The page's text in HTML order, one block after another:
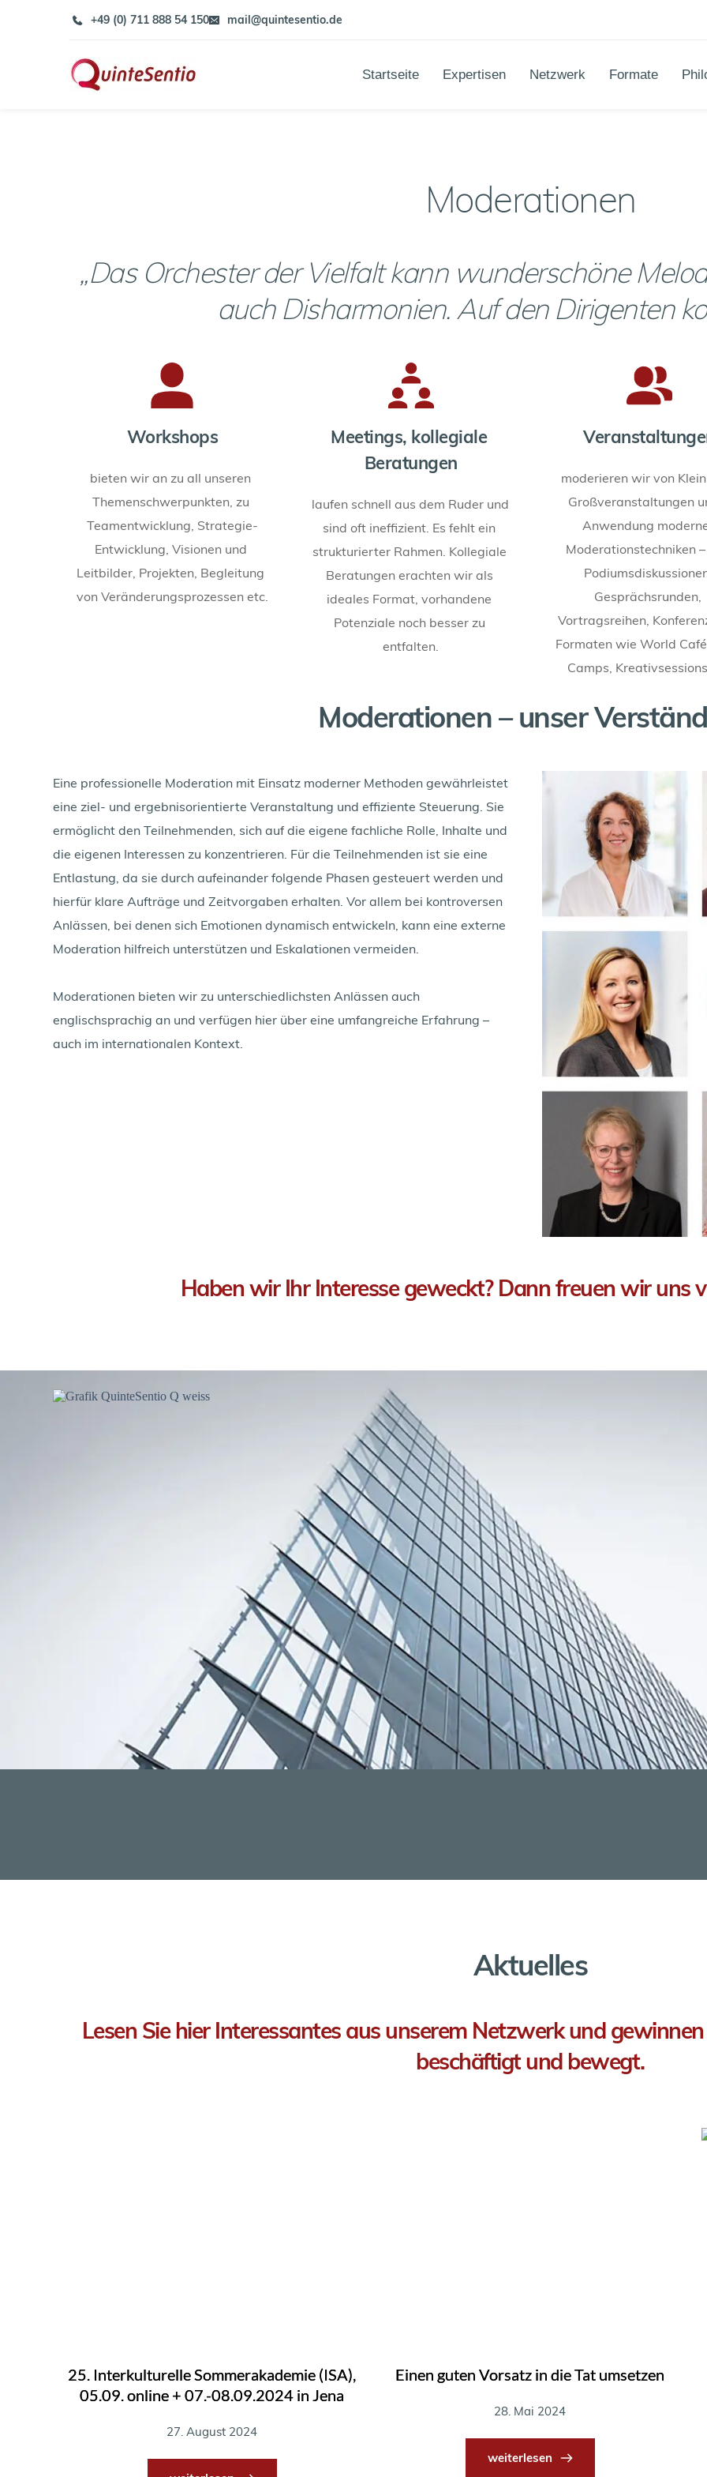
+49 (0) 711 888 54 150 mail@quintesentio.de
Startseite Expertisen Netzwerk Formate
Moderationen
„Das Orchester der Vielfalt kann wunderschöne
auch Disharmonien. Auf den Dirigenten
Workshops
bieten wir an zu all unseren
Themenschwerpunkten, zu
Teamentwicklung, Strategie-
Entwicklung, Visionen und
Leitbilder, Projekten, Begleitung
von Veränderungsprozessen etc.
Meetings, kollegiale
Beratungen
laufen schnell aus dem Ruder und
sind oft ineffizient. Es fehlt ein
strukturierter Rahmen. Kollegiale
Beratungen erachten wir als
ideales Format, vorhandene
Potenziale noch besser zu
entfalten.
moderieren wir von
Großveranstaltungen
Anwendung
Moderationstechniken
Gesprächsrunden,
Vortragsreihen,
Formaten wie World
Camps,
Moderationen – unser
Eine professionelle Moderation mit Einsatz moderner Methoden gewährleistet
eine ziel- und ergebnisorientierte Veranstaltung und effiziente Steuerung. Sie
ermöglicht den Teilnehmenden, sich auf die eigene fachliche Rolle, Inhalte und
die eigenen Interessen zu konzentrieren. Für die Teilnehmenden ist sie eine
Entlastung, da sie durch aufeinander folgende Phasen gesteuert werden und
hierfür klare Aufträge und Zeitvorgaben erhalten. Vor allem bei kontroversen
Anlässen, bei denen sich Emotionen dynamisch entwickeln, kann eine externe
Moderation hilfreich unterstützen und Eskalationen vermeiden.
Moderationen bieten wir zu unterschiedlichsten Anlässen auch
englischsprachig an und verfügen hier über eine umfangreiche Erfahrung –
auch im internationalen Kontext.
Haben wir Ihr Interesse geweckt? Dann freuen wir uns
Aktuelles
Lesen Sie hier Interessantes aus unserem Netzwerk und
beschäftigt und bewegt.
25. Interkulturelle Sommerakademie (ISA),
05.09. online + 07.-08.09.2024 in Jena
27. August 2024
Einen guten Vorsatz in die Tat umsetzen
28. Mai 2024
weiterlesen